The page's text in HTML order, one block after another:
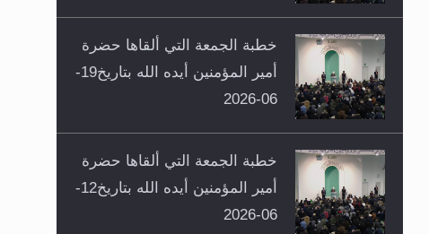
خطبة الجمعة التي ألقاها حضرة
أمير المؤمنين أيده الله بتاريخ19-
06-2026
خطبة الجمعة التي ألقاها حضرة
أمير المؤمنين أيده الله بتاريخ12-
06-2026